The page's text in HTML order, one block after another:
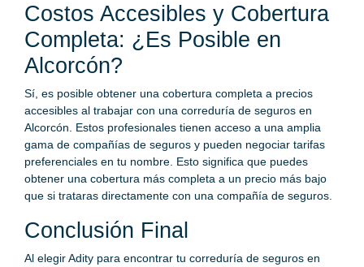
Costos Accesibles y Cobertura
Completa: ¿Es Posible en
Alcorcón?
Sí, es posible obtener una cobertura completa a precios
accesibles al trabajar con una correduría de seguros en
Alcorcón. Estos profesionales tienen acceso a una amplia
gama de compañías de seguros y pueden negociar tarifas
preferenciales en tu nombre. Esto significa que puedes
obtener una cobertura más completa a un precio más bajo
que si trataras directamente con una compañía de seguros.
Conclusión Final
Al elegir Adity para encontrar tu correduría de seguros en